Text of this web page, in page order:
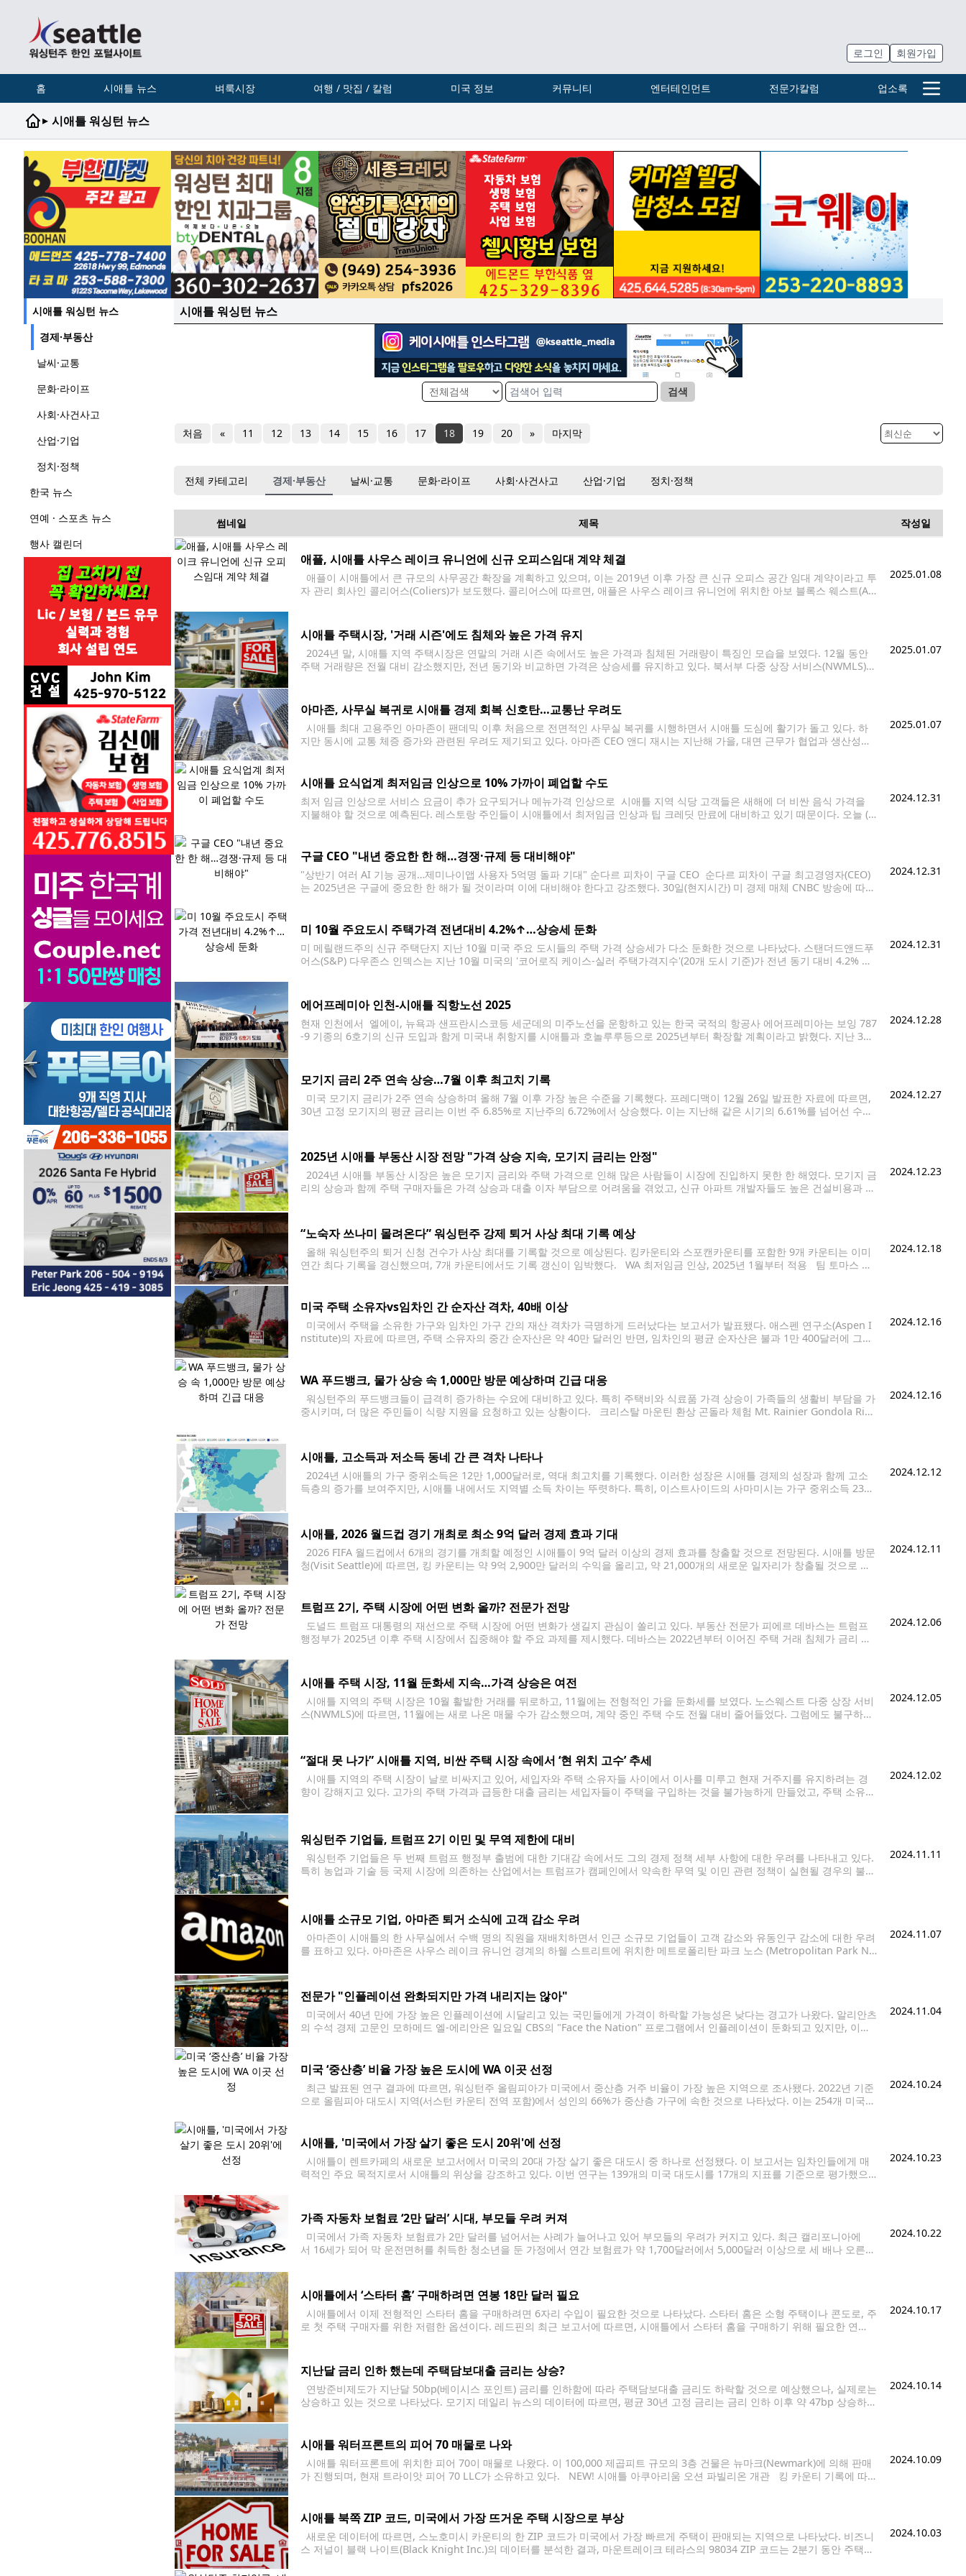
로그인 회원가입
홈 시애틀 뉴스 벼룩시장 여행 / 맛집 / 칼럼 미국 정보 커뮤니티 엔터테인먼트 전문가칼럼 업소록
▸ 시애틀 워싱턴 뉴스
시애틀 워싱턴 뉴스
경제·부동산
날씨·교통
문화·라이프
사회·사건사고
산업·기업
정치·정책
한국 뉴스
연예 · 스포츠 뉴스
행사 캘린더
시애틀 워싱턴 뉴스
검색
처음 « 11 12 13 14 15 16 17 18 19 20 » 마지막
전체 카테고리 경제·부동산 날씨·교통 문화·라이프 사회·사건사고 산업·기업 정치·정책
썸네일 제목 작성일
애플, 시애틀 사우스 레이크 유니언에 신규 오피스임대 계약 체결
애플이 시애틀에서 큰 규모의 사무공간 확장을 계획하고 있으며, 이는 2019년 이후 가장 큰 신규 오피스 공간 임대 계약이라고 투
자 관리 회사인 콜리어스(Coliers)가 보도했다. 콜리어스에 따르면, 애플은 사우스 레이크 유니언에 위치한 아보 블록스 웨스트(Ar
2025.01.08
시애틀 주택시장, '거래 시즌'에도 침체와 높은 가격 유지
2024년 말, 시애틀 지역 주택시장은 연말의 거래 시즌 속에서도 높은 가격과 침체된 거래량이 특징인 모습을 보였다. 12월 동안
주택 거래량은 전월 대비 감소했지만, 전년 동기와 비교하면 가격은 상승세를 유지하고 있다. 북서부 다중 상장 서비스(NWMLS)가
2025.01.07
아마존, 사무실 복귀로 시애틀 경제 회복 신호탄…교통난 우려도
시애틀 최대 고용주인 아마존이 팬데믹 이후 처음으로 전면적인 사무실 복귀를 시행하면서 시애틀 도심에 활기가 돌고 있다. 하
지만 동시에 교통 체증 증가와 관련된 우려도 제기되고 있다. 아마존 CEO 앤디 재시는 지난해 가을, 대면 근무가 협업과 생산성을
2025.01.07
시애틀 요식업계 최저임금 인상으로 10% 가까이 폐업할 수도
최저 임금 인상으로 서비스 요금이 추가 요구되거나 메뉴가격 인상으로 시애틀 지역 식당 고객들은 새해에 더 비싼 음식 가격을
지불해야 할 것으로 예측된다. 레스토랑 주인들이 시애틀에서 최저임금 인상과 팁 크레딧 만료에 대비하고 있기 때문이다. 오늘 (1
2024.12.31
구글 CEO "내년 중요한 한 해…경쟁·규제 등 대비해야"
"상반기 여러 AI 기능 공개…제미나이앱 사용자 5억명 돌파 기대" 순다르 피차이 구글 CEO 순다르 피차이 구글 최고경영자(CEO)
는 2025년은 구글에 중요한 한 해가 될 것이라며 이에 대비해야 한다고 강조했다. 30일(현지시간) 미 경제 매체 CNBC 방송에 따르
2024.12.31
미 10월 주요도시 주택가격 전년대비 4.2%↑…상승세 둔화
미 메릴랜드주의 신규 주택단지 지난 10월 미국 주요 도시들의 주택 가격 상승세가 다소 둔화한 것으로 나타났다. 스탠더드앤드푸
어스(S&P) 다우존스 인덱스는 지난 10월 미국의 '코어로직 케이스-실러 주택가격지수'(20개 도시 기준)가 전년 동기 대비 4.2% 상
2024.12.31
에어프레미아 인천-시애틀 직항노선 2025
현재 인천에서 엘에이, 뉴욕과 샌프란시스코등 세군데의 미주노선을 운항하고 있는 한국 국적의 항공사 에어프레미아는 보잉 787
-9 기종의 6호기의 신규 도입과 함게 미국내 취항지를 시애틀과 호놀루루등으로 2025년부터 확장할 계획이라고 밝혔다. 지난 3월
2024.12.28
모기지 금리 2주 연속 상승…7월 이후 최고치 기록
미국 모기지 금리가 2주 연속 상승하며 올해 7월 이후 가장 높은 수준을 기록했다. 프레디맥이 12월 26일 발표한 자료에 따르면,
30년 고정 모기지의 평균 금리는 이번 주 6.85%로 지난주의 6.72%에서 상승했다. 이는 지난해 같은 시기의 6.61%를 넘어선 수치
2024.12.27
2025년 시애틀 부동산 시장 전망 "가격 상승 지속, 모기지 금리는 안정"
2024년 시애틀 부동산 시장은 높은 모기지 금리와 주택 가격으로 인해 많은 사람들이 시장에 진입하지 못한 한 해였다. 모기지 금
리의 상승과 함께 주택 구매자들은 가격 상승과 대출 이자 부담으로 어려움을 겪었고, 신규 아파트 개발자들도 높은 건설비용과 불
2024.12.23
“노숙자 쓰나미 몰려온다” 워싱턴주 강제 퇴거 사상 최대 기록 예상
올해 워싱턴주의 퇴거 신청 건수가 사상 최대를 기록할 것으로 예상된다. 킹카운티와 스포캔카운티를 포함한 9개 카운티는 이미
연간 최다 기록을 경신했으며, 7개 카운티에서도 기록 갱신이 임박했다. WA 최저임금 인상, 2025년 1월부터 적용 팀 토마스 캘
2024.12.18
미국 주택 소유자vs임차인 간 순자산 격차, 40배 이상
미국에서 주택을 소유한 가구와 임차인 가구 간의 재산 격차가 극명하게 드러났다는 보고서가 발표됐다. 애스펜 연구소(Aspen I
nstitute)의 자료에 따르면, 주택 소유자의 중간 순자산은 약 40만 달러인 반면, 임차인의 평균 순자산은 불과 1만 400달러에 그쳤
2024.12.16
WA 푸드뱅크, 물가 상승 속 1,000만 방문 예상하며 긴급 대응
워싱턴주의 푸드뱅크들이 급격히 증가하는 수요에 대비하고 있다. 특히 주택비와 식료품 가격 상승이 가족들의 생활비 부담을 가
중시키며, 더 많은 주민들이 식량 지원을 요청하고 있는 상황이다. 크리스탈 마운틴 환상 곤돌라 체험 Mt. Rainier Gondola Ride
2024.12.16
시애틀, 고소득과 저소득 동네 간 큰 격차 나타나
2024년 시애틀의 가구 중위소득은 12만 1,000달러로, 역대 최고치를 기록했다. 이러한 성장은 시애틀 경제의 성장과 함께 고소
득층의 증가를 보여주지만, 시애틀 내에서도 지역별 소득 차이는 뚜렷하다. 특히, 이스트사이드의 사마미시는 가구 중위소득 23만
2024.12.12
시애틀, 2026 월드컵 경기 개최로 최소 9억 달러 경제 효과 기대
2026 FIFA 월드컵에서 6개의 경기를 개최할 예정인 시애틀이 9억 달러 이상의 경제 효과를 창출할 것으로 전망된다. 시애틀 방문
청(Visit Seattle)에 따르면, 킹 카운티는 약 9억 2,900만 달러의 수익을 올리고, 약 21,000개의 새로운 일자리가 창출될 것으로 예
2024.12.11
트럼프 2기, 주택 시장에 어떤 변화 올까? 전문가 전망
도널드 트럼프 대통령의 재선으로 주택 시장에 어떤 변화가 생길지 관심이 쏠리고 있다. 부동산 전문가 피에르 데바스는 트럼프
행정부가 2025년 이후 주택 시장에서 집중해야 할 주요 과제를 제시했다. 데바스는 2022년부터 이어진 주택 거래 침체가 금리 안
2024.12.06
시애틀 주택 시장, 11월 둔화세 지속…가격 상승은 여전
시애틀 지역의 주택 시장은 10월 활발한 거래를 뒤로하고, 11월에는 전형적인 가을 둔화세를 보였다. 노스웨스트 다중 상장 서비
스(NWMLS)에 따르면, 11월에는 새로 나온 매물 수가 감소했으며, 계약 중인 주택 수도 전월 대비 줄어들었다. 그럼에도 불구하고
2024.12.05
“절대 못 나가” 시애틀 지역, 비싼 주택 시장 속에서 ‘현 위치 고수’ 추세
시애틀 지역의 주택 시장이 날로 비싸지고 있어, 세입자와 주택 소유자들 사이에서 이사를 미루고 현재 거주지를 유지하려는 경
향이 강해지고 있다. 고가의 주택 가격과 급등한 대출 금리는 세입자들이 주택을 구입하는 것을 불가능하게 만들었고, 주택 소유자
2024.12.02
워싱턴주 기업들, 트럼프 2기 이민 및 무역 제한에 대비
워싱턴주 기업들은 두 번째 트럼프 행정부 출범에 대한 기대감 속에서도 그의 경제 정책 세부 사항에 대한 우려를 나타내고 있다.
특히 농업과 기술 등 국제 시장에 의존하는 산업에서는 트럼프가 캠페인에서 약속한 무역 및 이민 관련 정책이 실현될 경우의 불안
2024.11.11
시애틀 소규모 기업, 아마존 퇴거 소식에 고객 감소 우려
아마존이 시애틀의 한 사무실에서 수백 명의 직원을 재배치하면서 인근 소규모 기업들이 고객 감소와 유동인구 감소에 대한 우려
를 표하고 있다. 아마존은 사우스 레이크 유니언 경계의 하웰 스트리트에 위치한 메트로폴리탄 파크 노스 (Metropolitan Park No
2024.11.07
전문가 "인플레이션 완화되지만 가격 내리지는 않아"
미국에서 40년 만에 가장 높은 인플레이션에 시달리고 있는 국민들에게 가격이 하락할 가능성은 낮다는 경고가 나왔다. 알리안츠
의 수석 경제 고문인 모하메드 엘-에리안은 일요일 CBS의 "Face the Nation" 프로그램에서 인플레이션이 둔화되고 있지만, 이는
2024.11.04
미국 ‘중산층’ 비율 가장 높은 도시에 WA 이곳 선정
최근 발표된 연구 결과에 따르면, 워싱턴주 올림피아가 미국에서 중산층 거주 비율이 가장 높은 지역으로 조사됐다. 2022년 기준
으로 올림피아 대도시 지역(서스턴 카운티 전역 포함)에서 성인의 66%가 중산층 가구에 속한 것으로 나타났다. 이는 254개 미국
2024.10.24
시애틀, '미국에서 가장 살기 좋은 도시 20위'에 선정
시애틀이 렌트카페의 새로운 보고서에서 미국의 20대 가장 살기 좋은 대도시 중 하나로 선정됐다. 이 보고서는 임차인들에게 매
력적인 주요 목적지로서 시애틀의 위상을 강조하고 있다. 이번 연구는 139개의 미국 대도시를 17개의 지표를 기준으로 평가했으
2024.10.23
가족 자동차 보험료 ‘2만 달러’ 시대, 부모들 우려 커져
미국에서 가족 자동차 보험료가 2만 달러를 넘어서는 사례가 늘어나고 있어 부모들의 우려가 커지고 있다. 최근 캘리포니아에
서 16세가 되어 막 운전면허를 취득한 청소년을 둔 가정에서 연간 보험료가 약 1,700달러에서 5,000달러 이상으로 세 배나 오른
2024.10.22
시애틀에서 ‘스타터 홈’ 구매하려면 연봉 18만 달러 필요
시애틀에서 이제 전형적인 스타터 홈을 구매하려면 6자리 수입이 필요한 것으로 나타났다. 스타터 홈은 소형 주택이나 콘도로, 주
로 첫 주택 구매자를 위한 저렴한 옵션이다. 레드핀의 최근 보고서에 따르면, 시애틀에서 스타터 홈을 구매하기 위해 필요한 연
난해 7.07%에서 6.08%로 소폭 하락했지만, 주택 가격은
2024.10.17
지난달 금리 인하 했는데 주택담보대출 금리는 상승?
연방준비제도가 지난달 50bp(베이시스 포인트) 금리를 인하함에 따라 주택담보대출 금리도 하락할 것으로 예상했으나, 실제로는
상승하고 있는 것으로 나타났다. 모기지 데일리 뉴스의 데이터에 따르면, 평균 30년 고정 금리는 금리 인하 이후 약 47bp 상승하여
2024.10.14
시애틀 워터프론트의 피어 70 매물로 나와
시애틀 워터프론트에 위치한 피어 70이 매물로 나왔다. 이 100,000 제곱피트 규모의 3층 건물은 뉴마크(Newmark)에 의해 판매
가 진행되며, 현재 트라이앗 피어 70 LLC가 소유하고 있다. NEW! 시애틀 아쿠아리움 오션 파빌리온 개관 킹 카운티 기록에 따르
2024.10.09
시애틀 북쪽 ZIP 코드, 미국에서 가장 뜨거운 주택 시장으로 부상
새로운 데이터에 따르면, 스노호미시 카운티의 한 ZIP 코드가 미국에서 가장 빠르게 주택이 판매되는 지역으로 나타났다. 비즈니
스 저널이 블랙 나이트(Black Knight Inc.)의 데이터를 분석한 결과, 마운트레이크 테라스의 98034 ZIP 코드는 2분기 동안 주택이
2024.10.03